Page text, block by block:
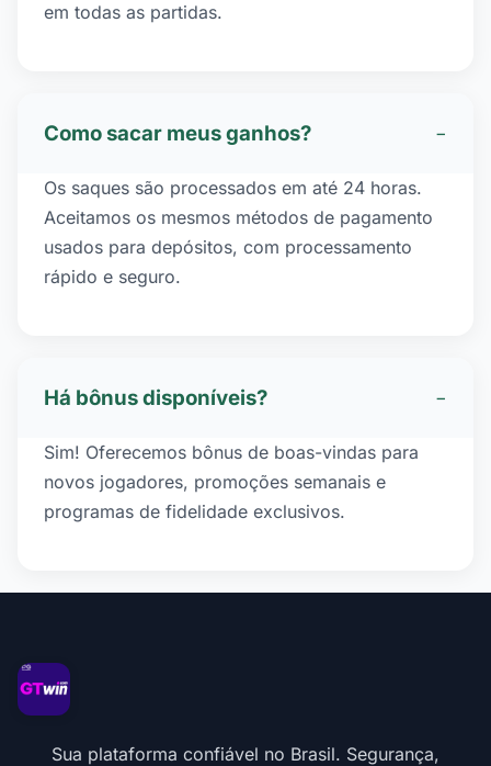
em todas as partidas.
Como sacar meus ganhos? −
Os saques são processados em até 24 horas.
Aceitamos os mesmos métodos de pagamento
usados para depósitos, com processamento
rápido e seguro.
Há bônus disponíveis? −
Sim! Oferecemos bônus de boas-vindas para
novos jogadores, promoções semanais e
programas de fidelidade exclusivos.
Sua plataforma confiável no Brasil. Segurança,